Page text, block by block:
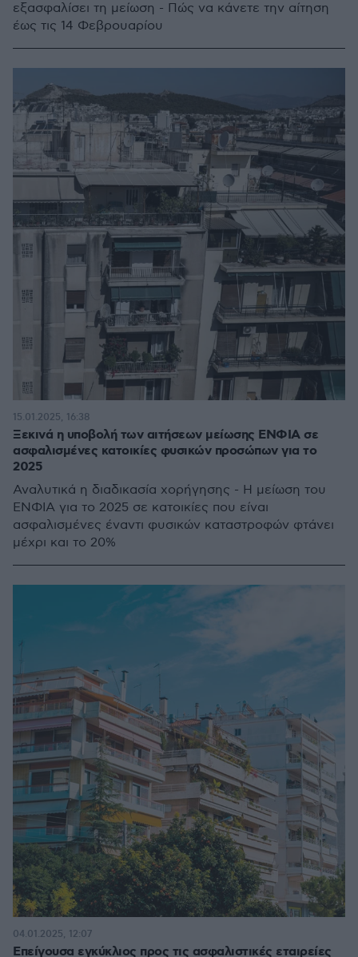
εξασφαλίσει τη μείωση - Πώς να κάνετε την αίτηση
έως τις 14 Φεβρουαρίου
Ξεκινά η υποβολή των αιτήσεων μείωσης ΕΝΦΙΑ σε
ασφαλισμένες κατοικίες φυσικών προσώπων για το
2025
Αναλυτικά η διαδικασία χορήγησης - Η μείωση του
ΕΝΦΙΑ για το 2025 σε κατοικίες που είναι
ασφαλισμένες έναντι φυσικών καταστροφών φτάνει
μέχρι και το 20%
15.01.2025, 16:38
Επείγουσα εγκύκλιος προς τις ασφαλιστικές εταιρείες
04.01.2025, 12:07